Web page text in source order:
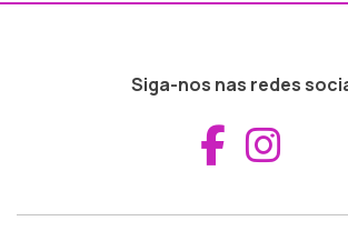
Siga-nos nas redes